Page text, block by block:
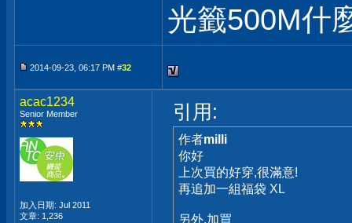
光籤500M什
2014-09-23, 06:17 PM #32
acac1234
Senior Member
加入日期: Jul 2011
文章: 1,236
引用:
作者milli
你好
上次買的好穿,很滿意!
再追加一組福袋 XL
另外,加買